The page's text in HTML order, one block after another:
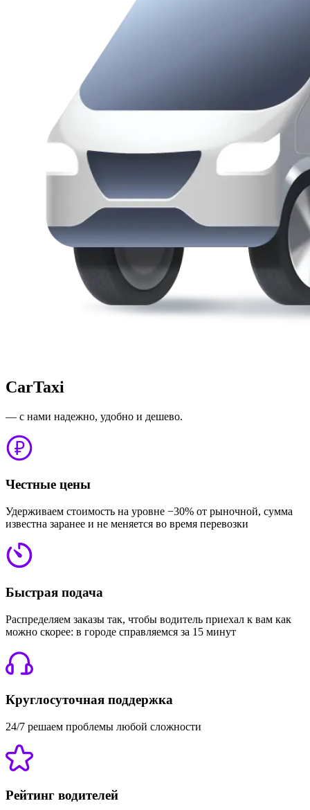
CarTaxi
— с нами надежно, удобно и дешево.
Честные цены
Удерживаем стоимость на уровне −30% от рыночной, сумма
известна заранее и не меняется во время перевозки
Быстрая подача
Распределяем заказы так, чтобы водитель приехал к вам как
можно скорее: в городе справляемся за 15 минут
Круглосуточная поддержка
24/7 решаем проблемы любой сложности
Рейтинг водителей